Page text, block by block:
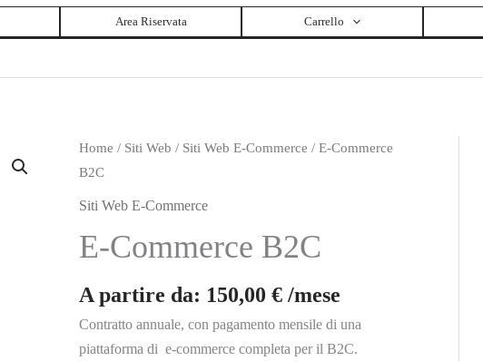
Area Riservata Carrello
Home / Siti Web / Siti Web E-Commerce / E-Commerce
B2C
Siti Web E-Commerce
E-Commerce B2C
A partire da: 150,00 € /mese
Contratto annuale, con pagamento mensile di una
piattaforma di e-commerce completa per il B2C.